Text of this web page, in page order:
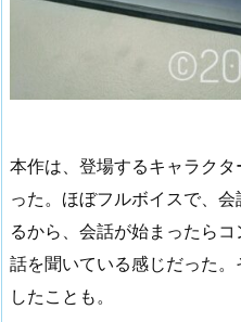
本作は、登場するキャラク
った。ほぼフルボイスで、
るから、会話が始まったら
話を聞いている感じだった
したことも。